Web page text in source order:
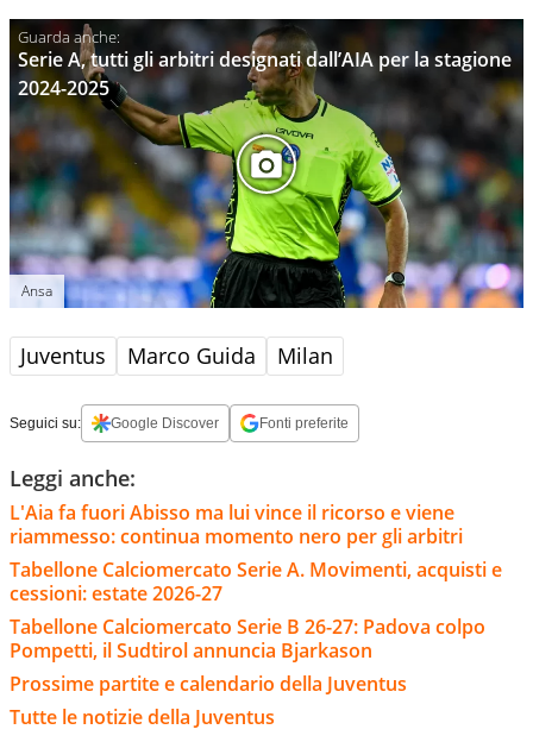
Serie A, tutti gli arbitri designati dall’AIA per la stagione
2024-2025
Ansa
Juventus Marco Guida Milan
Seguici su: Google Discover Fonti preferite
Leggi anche:
L'Aia fa fuori Abisso ma lui vince il ricorso e viene
riammesso: continua momento nero per gli arbitri
Tabellone Calciomercato Serie A. Movimenti, acquisti e
cessioni: estate 2026-27
Tabellone Calciomercato Serie B 26-27: Padova colpo
Pompetti, il Sudtirol annuncia Bjarkason
Prossime partite e calendario della Juventus
Tutte le notizie della Juventus